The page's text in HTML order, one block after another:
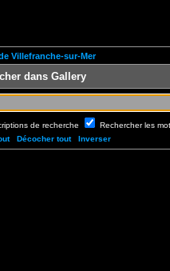
Villefranche-sur-Mer
dans Gallery
de recherche
Rechercher les
Décocher tout Inverser